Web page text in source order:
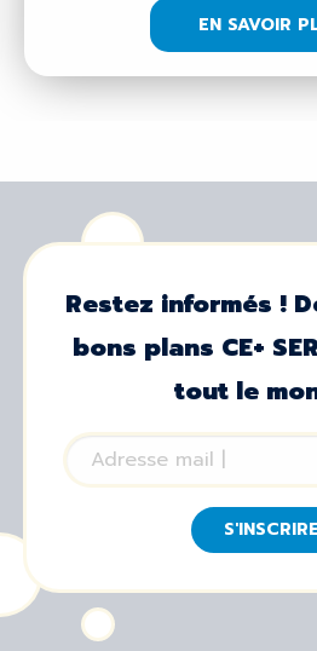
EN SAVOIR
Restez informés !
bons plans CE+
tout le
S'INSCRIRE